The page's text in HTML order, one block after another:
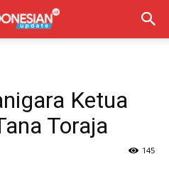
Ketua
Toraja
145